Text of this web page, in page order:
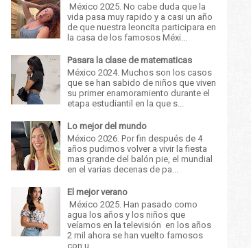
México 2025. No cabe duda que la
vida pasa muy rapido y a casi un año
de que nuestra leoncita participara en
la casa de los famosos Méxi...
Pasara la clase de matematicas
México 2024. Muchos son los casos
que se han sabido de niños que viven
su primer enamoramiento durante el
etapa estudiantil en la que s...
Lo mejor del mundo
México 2026. Por fin después de 4
años pudimos volver a vivir la fiesta
mas grande del balón pie, el mundial
en el varias decenas de pa...
El mejor verano
México 2025. Han pasado como
agua los años y los niños que
veíamos en la televisión en los años
2 mil ahora se han vuelto famosos
con u...